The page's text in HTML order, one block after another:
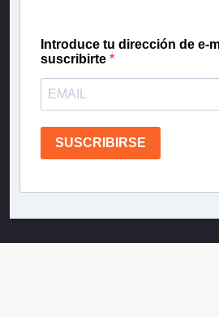
Introduce tu dirección de e-
suscribirte
SUSCRIBIRSE